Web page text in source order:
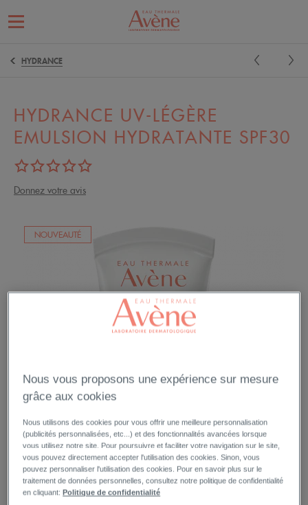
HYDRANCE
HYDRANCE UV-LÉGÈRE
EMULSION HYDRATANTE SPF30
Donnez votre avis
NOUVEAUTÉ
Nous vous proposons une expérience sur mesure
grâce aux cookies
Nous utilisons des cookies pour vous offrir une meilleure personnalisation
(publicités personnalisées, etc...) et des fonctionnalités avancées lorsque
vous utilisez notre site. Pour poursuivre et faciliter votre navigation sur le site,
vous pouvez directement accepter l'utilisation des cookies. Sinon, vous
pouvez personnaliser l'utilisation des cookies. Pour en savoir plus sur le
traitement de données personnelles, consultez notre politique de confidentialité
en cliquant:Politique de confidentialité